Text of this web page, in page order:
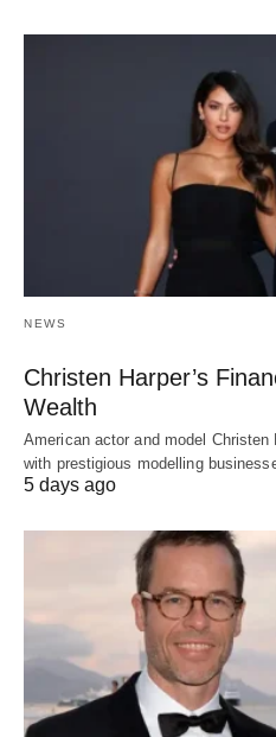
NEWS
Christen Harper’s
Wealth
American actor and model
with prestigious modelling
5 days ago